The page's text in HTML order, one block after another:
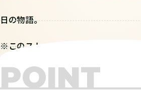
日の物語。
※このストーリーはフィクションです
POINT